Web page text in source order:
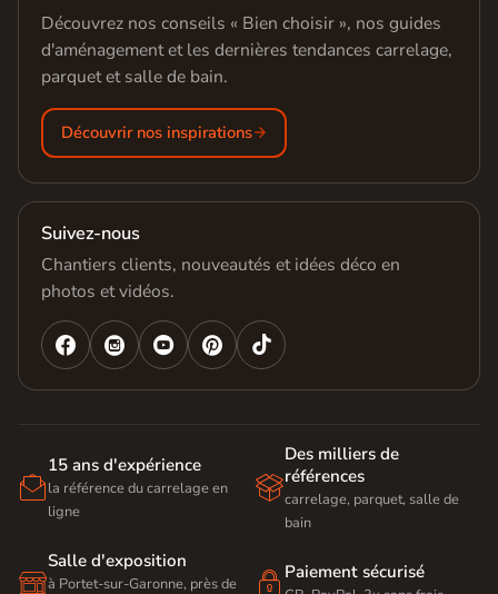
Découvrez nos conseils « Bien choisir », nos guides
d'aménagement et les dernières tendances carrelage,
parquet et salle de bain.
Découvrir nos inspirations
Suivez-nous
Chantiers clients, nouveautés et idées déco en
photos et vidéos.
   

15 ans d'expérience
la référence du carrelage en
ligne

Des milliers de
références
carrelage, parquet, salle de
bain

Salle d'exposition
à Portet-sur-Garonne, près de  Paiement sécurisé